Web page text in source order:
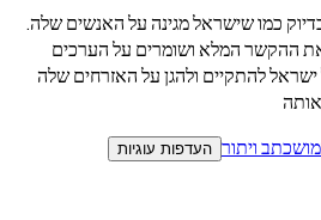
שישראל מגינה על האנשים שלה.
המלא ושומרים על הערכים
ולהגן על האזרחים שלה
ויתור העדפות עוגיות